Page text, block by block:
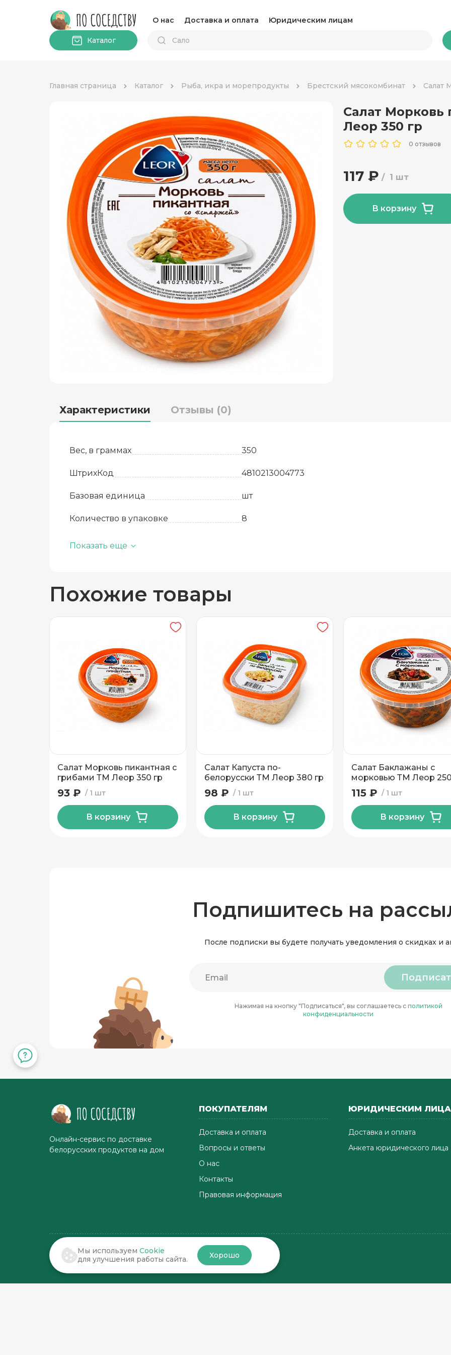
О нас Доставка и оплата Юридическим лицам
Каталог
Главная страница Каталог Рыба, икра и морепродукты Брестский мясокомбинат Салат
Салат Морковь
Леор 350 гр
0 отзывов
1 шт
117 ₽
В корзину
Характеристики Отзывы (0)
Вес, в граммах 350
ШтрихКод 4810213004773
Базовая единица шт
Количество в упаковке 8
Срок годности
Показать еще
Похожие товары
Салат Морковь пикантная с
грибами ТМ Леор 350 гр
1 шт
93 ₽
В корзину
Салат Капуста по-
белорусски ТМ Леор 380 гр
1 шт
98 ₽
В корзину
Салат Баклажаны с
морковью ТМ Леор
1 шт
115 ₽
В корзину
Подпишитесь на
После подписки вы будете получать уведомления о скидках и
Нажимая на кнопку "Подписаться", вы соглашаетесь с политикой
конфиденциальности
Онлайн-сервис по доставке
белорусских продуктов на дом
ПОКУПАТЕЛЯМ
Доставка и оплата
Вопросы и ответы
О нас
Контакты
Правовая информация
ЮРИДИЧЕСКИМ
Доставка и оплата
Анкета юридического лица
© 2022-2026 . По соседству
Мы используем Cookie
для улучшения работы сайта.
Хорошо
Бакалея
Какао и горячий шоколад
Консервация
Крупы, паста и макароны
Овощные консервы
Соль, сахар и специи
Сухари и снеки
Кв./Офис* Подъезд
Этаж
Подтвердить адрес
Добавить новый адрес